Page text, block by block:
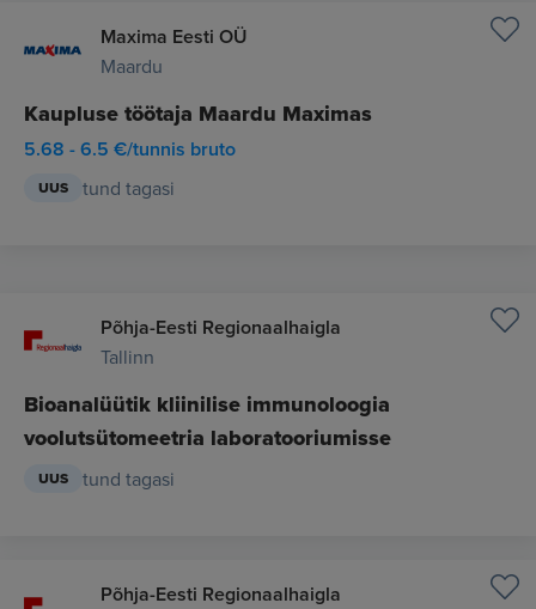
Maxima Eesti OÜ
Maardu
Kaupluse töötaja Maardu Maximas
5.68 - 6.5 €/tunnis bruto
UUS tund tagasi
Põhja-Eesti Regionaalhaigla
Tallinn
Bioanalüütik kliinilise immunoloogia
voolutsütomeetria laboratooriumisse
UUS tund tagasi
Põhja-Eesti Regionaalhaigla